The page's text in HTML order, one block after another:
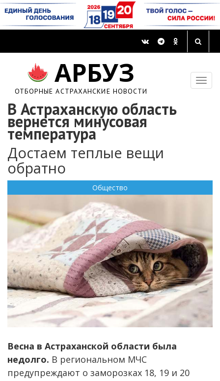
АРБУЗ
ОТБОРНЫЕ АСТРАХАНСКИЕ НОВОСТИ
В Астраханскую область
вернется минусовая
температура
Достаем теплые вещи
обратно
Общество
Весна в Астраханской области была
недолго. В региональном МЧС
предупреждают о заморозках 18, 19 и 20